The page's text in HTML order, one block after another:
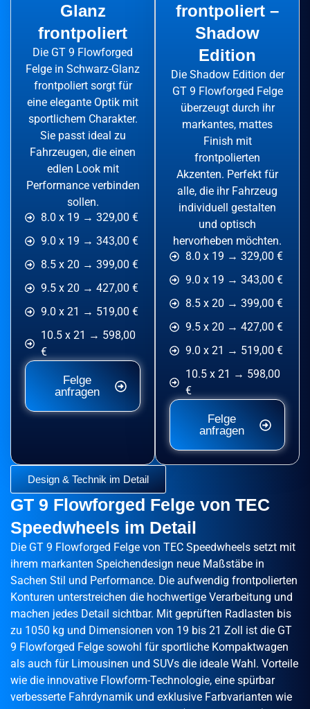
Glanz
frontpoliert
Die GT 9 Flowforged
Felge in Schwarz-Glanz
frontpoliert sorgt für
eine elegante Optik mit
sportlichem Charakter.
Sie passt ideal zu
Fahrzeugen, die einen
edlen Look mit
Performance verbinden
sollen.
8.0 x 19 → 329,00 €
9.0 x 19 → 343,00 €
8.5 x 20 → 399,00 €
9.5 x 20 → 427,00 €
9.0 x 21 → 519,00 €
10.5 x 21 → 598,00
€
Felge
anfragen
frontpoliert –
Shadow
Edition
Die Shadow Edition der
GT 9 Flowforged Felge
überzeugt durch ihr
markantes, mattes
Finish mit
frontpolierten
Akzenten. Perfekt für
alle, die ihr Fahrzeug
individuell gestalten
und optisch
hervorheben möchten.
8.0 x 19 → 329,00 €
9.0 x 19 → 343,00 €
8.5 x 20 → 399,00 €
9.5 x 20 → 427,00 €
9.0 x 21 → 519,00 €
10.5 x 21 → 598,00
€
Felge
anfragen
Design & Technik im Detail
GT 9 Flowforged Felge von TEC
Speedwheels im Detail
Die GT 9 Flowforged Felge von TEC Speedwheels setzt mit
ihrem markanten Speichendesign neue Maßstäbe in
Sachen Stil und Performance. Die aufwendig frontpolierten
Konturen unterstreichen die hochwertige Verarbeitung und
machen jedes Detail sichtbar. Mit geprüften Radlasten bis
zu 1050 kg und Dimensionen von 19 bis 21 Zoll ist die GT
9 Flowforged Felge sowohl für sportliche Kompaktwagen
als auch für Limousinen und SUVs die ideale Wahl. Vorteile
wie die innovative Flowform-Technologie, eine spürbar
verbesserte Fahrdynamik und exklusive Farbvarianten wie